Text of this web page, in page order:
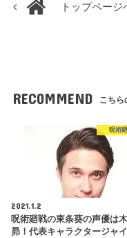
トップページ
RECOMMEND こちら
呪術
2021.1.2
呪術廻戦の東条葵の声優は
昴！代表キャラクタージャ